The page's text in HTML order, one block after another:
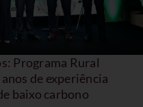
Programa Rural
de experiência
baixo carbono